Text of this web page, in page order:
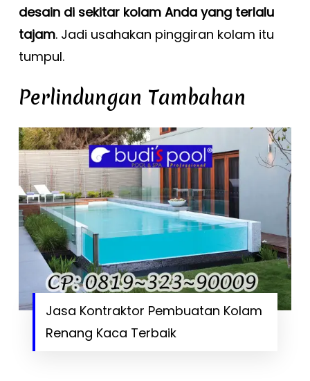
desain di sekitar kolam Anda yang terlalu
tajam. Jadi usahakan pinggiran kolam itu
tumpul.
Perlindungan Tambahan
Jasa Kontraktor Pembuatan Kolam
Renang Kaca Terbaik